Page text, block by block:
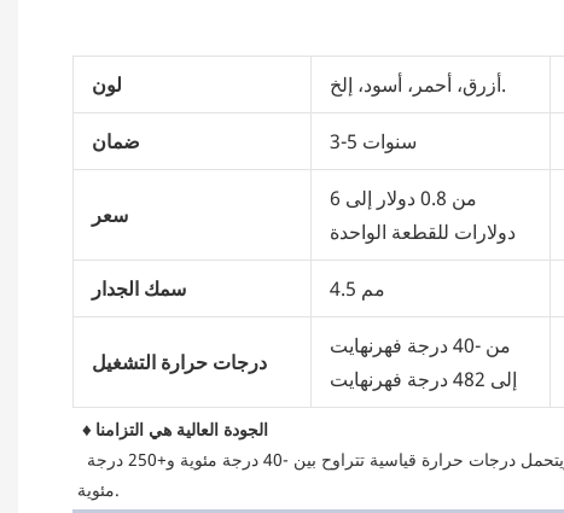
لون أزرق، أحمر، أسود، إلخ.
ضمان 3-5 سنوات
سعر
من 0.8 دولار إلى 6
دولارات للقطعة الواحدة
سمك الجدار 4.5 مم
درجات حرارة التشغيل
من -40 درجة فهرنهايت
إلى 482 درجة فهرنهايت
♦ الجودة العالية هي التزامنا
مئوية.